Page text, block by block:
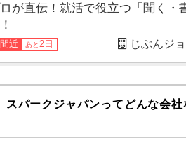
が直伝！就活で役立つ「聞く・
近 あと2日 じぶんジ
スパークジャパンってどんな会社